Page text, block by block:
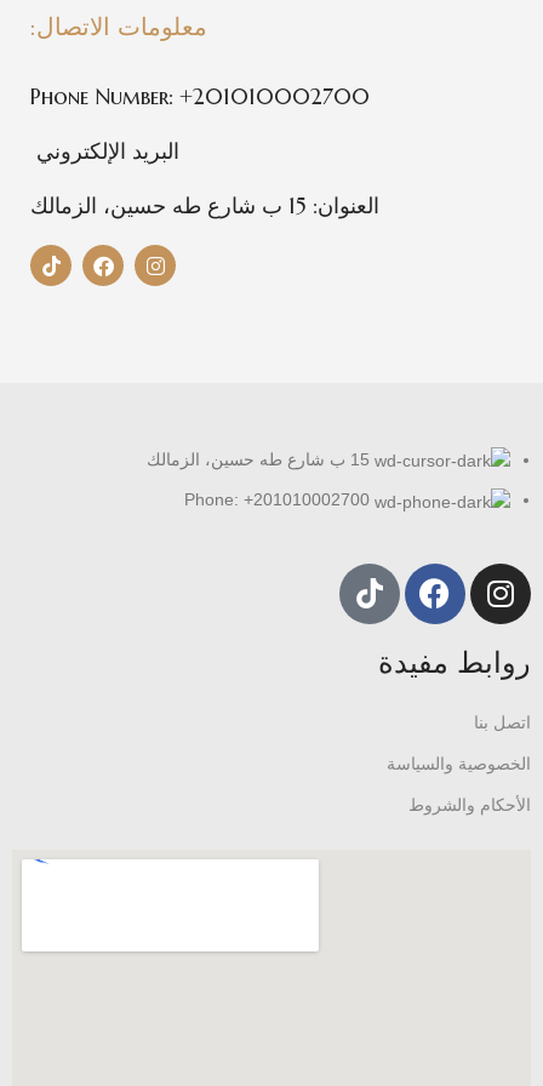
معلومات الاتصال:
Phone Number: +201010002700
البريد الإلكتروني
العنوان: 15 ب شارع طه حسين، الزمالك
15 ب شارع طه حسين، الزمالك
Phone: +201010002700
روابط مفيدة
اتصل بنا
الخصوصية والسياسة
الأحكام والشروط